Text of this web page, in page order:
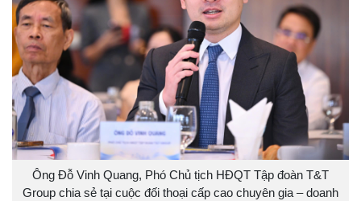
Ông Đỗ Vinh Quang, Phó Chủ tịch HĐQT Tập đoàn T&T
Group chia sẻ tại cuộc đối thoại cấp cao chuyên gia – doanh